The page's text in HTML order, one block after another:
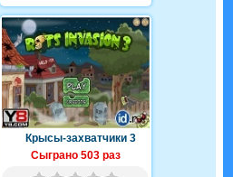
Крысы-захватчики 3
Сыграно 503 раз